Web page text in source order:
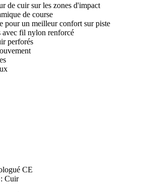
de cuir sur les zones d'impact
de course
pour un meilleur confort sur piste
avec fil nylon renforcé
perforés
CE
Cuir